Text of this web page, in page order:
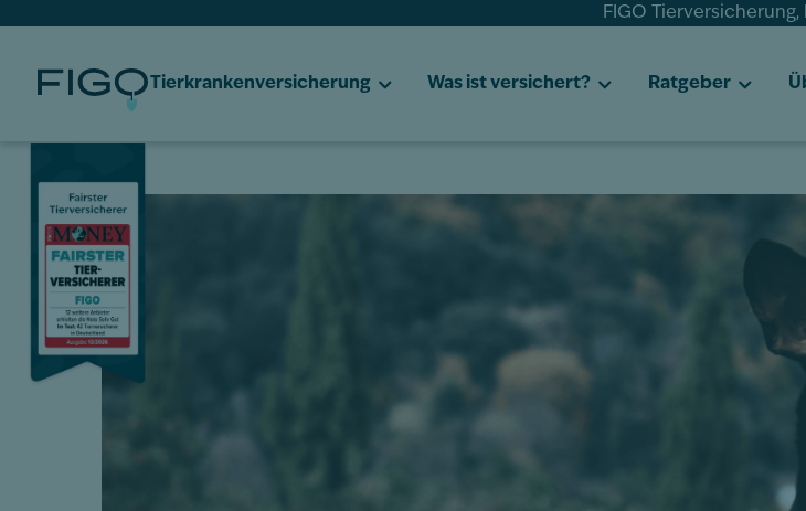
FIGO Tierversicherung,
Tierkrankenversicherung Was ist versichert? Ratgeber